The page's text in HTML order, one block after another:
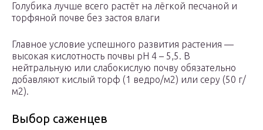
Голубика лучше всего растёт на лёгкой песчаной и
торфяной почве без застоя влаги
Главное условие успешного развития растения —
высокая кислотность почвы рН 4 – 5,5. В
нейтральную или слабокислую почву обязательно
добавляют кислый торф (1 ведро/м2) или серу (50 г/
м2).
Выбор саженцев